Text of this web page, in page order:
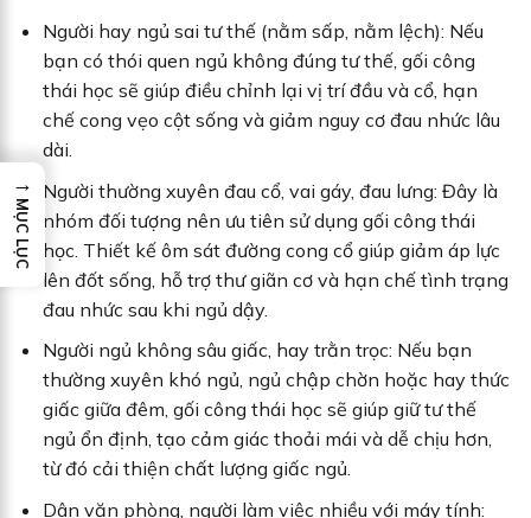
Người hay ngủ sai tư thế (nằm sấp, nằm lệch): Nếu
bạn có thói quen ngủ không đúng tư thế, gối công
thái học sẽ giúp điều chỉnh lại vị trí đầu và cổ, hạn
chế cong vẹo cột sống và giảm nguy cơ đau nhức lâu
dài.
Người thường xuyên đau cổ, vai gáy, đau lưng: Đây là
nhóm đối tượng nên ưu tiên sử dụng gối công thái
học. Thiết kế ôm sát đường cong cổ giúp giảm áp lực
lên đốt sống, hỗ trợ thư giãn cơ và hạn chế tình trạng
đau nhức sau khi ngủ dậy.
Người ngủ không sâu giấc, hay trằn trọc: Nếu bạn
thường xuyên khó ngủ, ngủ chập chờn hoặc hay thức
giấc giữa đêm, gối công thái học sẽ giúp giữ tư thế
ngủ ổn định, tạo cảm giác thoải mái và dễ chịu hơn,
từ đó cải thiện chất lượng giấc ngủ.
Dân văn phòng, người làm việc nhiều với máy tính:
→
MỤC LỤC